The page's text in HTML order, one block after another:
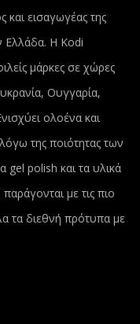
και εισαγωγέας της
Ελλάδα. Η Kodi
μάρκες σε χώρες
Ουγγαρία,
ολοένα και
της ποιότητας των
polish και τα υλικά
με τις πιο
τα διεθνή πρότυπα με